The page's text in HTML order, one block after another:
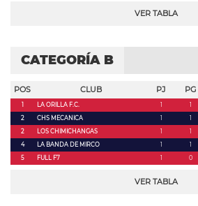
VER TABLA
CATEGORÍA B
POS CLUB PJ PG
1 LA ORILLA F.C. 1 1
2
CHS MECANICA 1 1
2
LOS CHIMICHANGAS 1 1
4
LA BANDA DE MIRCO 1 1
5
FULL F7 1 0
VER TABLA